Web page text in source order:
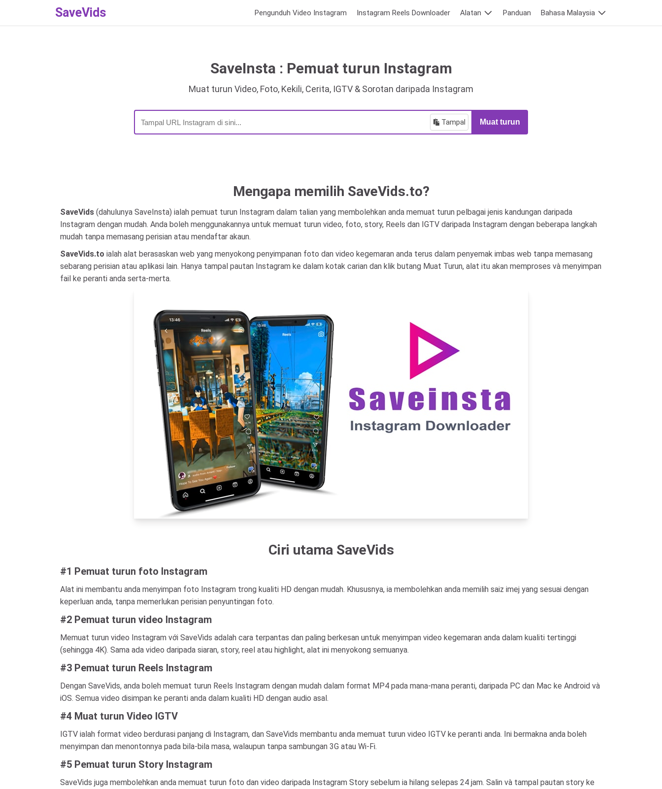
SaveVids Pengunduh Video Instagram Instagram Reels Downloader Alatan Panduan Bahasa Malaysia
SaveInsta : Pemuat turun Instagram
Muat turun Video, Foto, Kekili, Cerita, IGTV & Sorotan daripada Instagram
Tampal Muat turun
Mengapa memilih SaveVids.to?
SaveVids (dahulunya SaveInsta) ialah pemuat turun Instagram dalam talian yang membolehkan anda memuat turun pelbagai jenis kandungan daripada
Instagram dengan mudah. Anda boleh menggunakannya untuk memuat turun video, foto, story, Reels dan IGTV daripada Instagram dengan beberapa langkah
mudah tanpa memasang perisian atau mendaftar akaun.
SaveVids.to ialah alat berasaskan web yang menyokong penyimpanan foto dan video kegemaran anda terus dalam penyemak imbas web tanpa memasang
sebarang perisian atau aplikasi lain. Hanya tampal pautan Instagram ke dalam kotak carian dan klik butang Muat Turun, alat itu akan memproses và menyimpan
fail ke peranti anda serta-merta.
Ciri utama SaveVids
#1 Pemuat turun foto Instagram
Alat ini membantu anda menyimpan foto Instagram trong kualiti HD dengan mudah. Khususnya, ia membolehkan anda memilih saiz imej yang sesuai dengan
keperluan anda, tanpa memerlukan perisian penyuntingan foto.
#2 Pemuat turun video Instagram
Memuat turun video Instagram với SaveVids adalah cara terpantas dan paling berkesan untuk menyimpan video kegemaran anda dalam kualiti tertinggi
(sehingga 4K). Sama ada video daripada siaran, story, reel atau highlight, alat ini menyokong semuanya.
#3 Pemuat turun Reels Instagram
Dengan SaveVids, anda boleh memuat turun Reels Instagram dengan mudah dalam format MP4 pada mana-mana peranti, daripada PC dan Mac ke Android và
iOS. Semua video disimpan ke peranti anda dalam kualiti HD dengan audio asal.
#4 Muat turun Video IGTV
IGTV ialah format video berdurasi panjang di Instagram, dan SaveVids membantu anda memuat turun video IGTV ke peranti anda. Ini bermakna anda boleh
menyimpan dan menontonnya pada bila-bila masa, walaupun tanpa sambungan 3G atau Wi-Fi.
#5 Pemuat turun Story Instagram
SaveVids juga membolehkan anda memuat turun foto dan video daripada Instagram Story sebelum ia hilang selepas 24 jam. Salin và tampal pautan story ke